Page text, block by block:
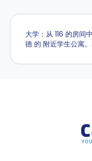
大学：从 116 的房
德 的 附近学生公寓